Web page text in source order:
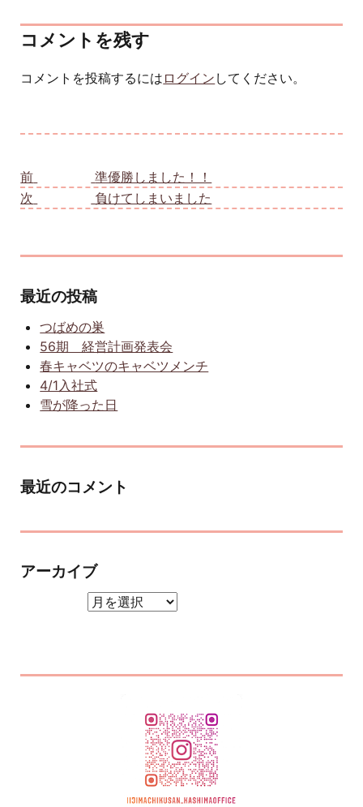
コメントを残す
コメントを投稿するには ログイン してください。
前
準優勝しました！！
次
負けてしまいました
最近の投稿
つばめの巣
56期 経営計画発表会
春キャベツのキャベツメンチ
4/1入社式
雪が降った日
最近のコメント
アーカイブ